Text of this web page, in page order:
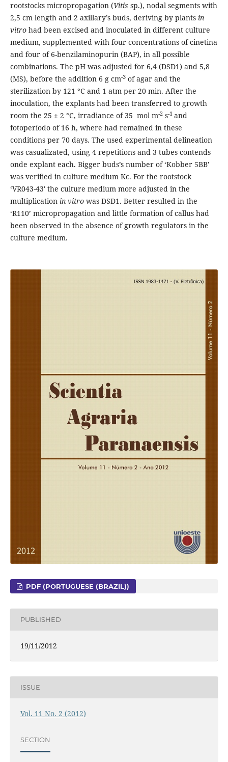
rootstocks micropropagation (Vitis sp.), nodal segments with
2,5 cm length and 2 axillary’s buds, deriving by plants in
vitrohad been excised and inoculated in different culture
medium, supplemented with four concentrations of cinetina
and four of 6-benzilaminopurin (BAP), in all possible
combinations. The pH was adjusted for 6,4 (DSD1) and 5,8
(MS), before the addition 6 g cm-3of agar and the
sterilization by 121 °C and 1 atm per 20 min. After the
inoculation, the explants had been transferred to growth
room the 25 ± 2 °C, irradiance of 35 mol m-2s-1 and
fotoperíodo of 16 h, where had remained in these
conditions per 70 days. The used experimental delineation
was casualizated, using 4 repetitions and 3 tubes contends
onde explant each. Bigger buds’s number of ‘Kobber 5BB'
was verified in culture medium Kc. For the rootstock
‘VR043-43' the culture medium more adjusted in the
multiplication in vitrowas DSD1. Better resulted in the
‘R110’ micropropagation and little formation of callus had
been observed in the absence of growth regulators in the
culture medium.
PDF (PORTUGUESE (BRAZIL))
PUBLISHED
19/11/2012
ISSUE
Vol. 11 No. 2 (2012)
SECTION